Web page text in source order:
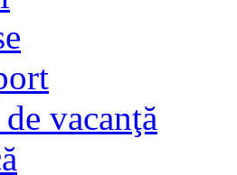
vacanţă